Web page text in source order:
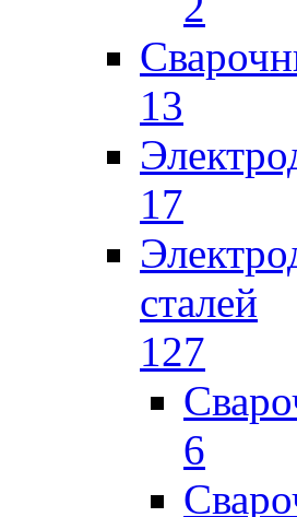
13
17
сталей
127
6